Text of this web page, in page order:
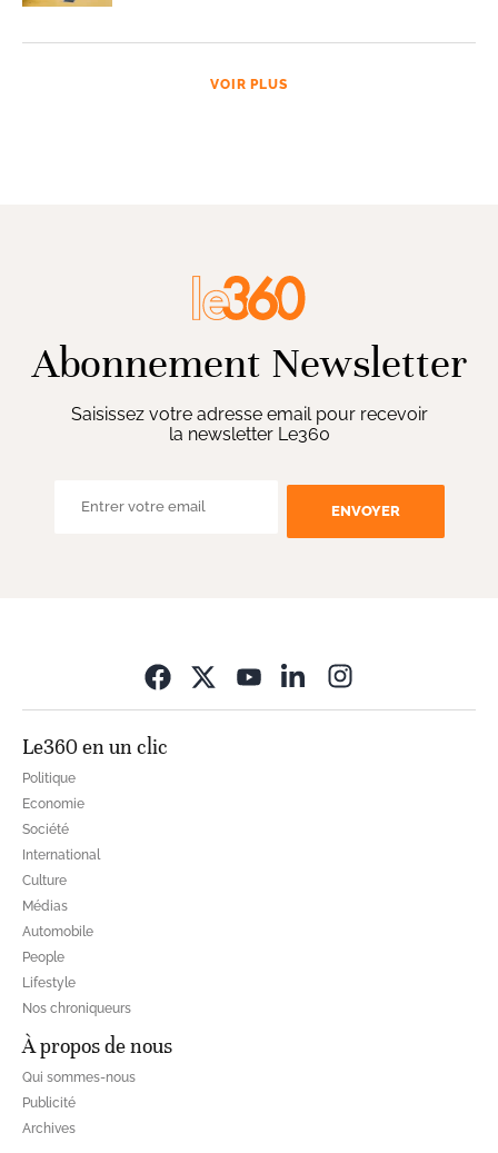
VOIR PLUS
Abonnement Newsletter
Saisissez votre adresse email pour recevoir
la newsletter Le360
ENVOYER
Le360 en un clic
Politique
Economie
Société
International
Culture
Médias
Automobile
People
Lifestyle
Nos chroniqueurs
À propos de nous
Qui sommes-nous
Publicité
Archives